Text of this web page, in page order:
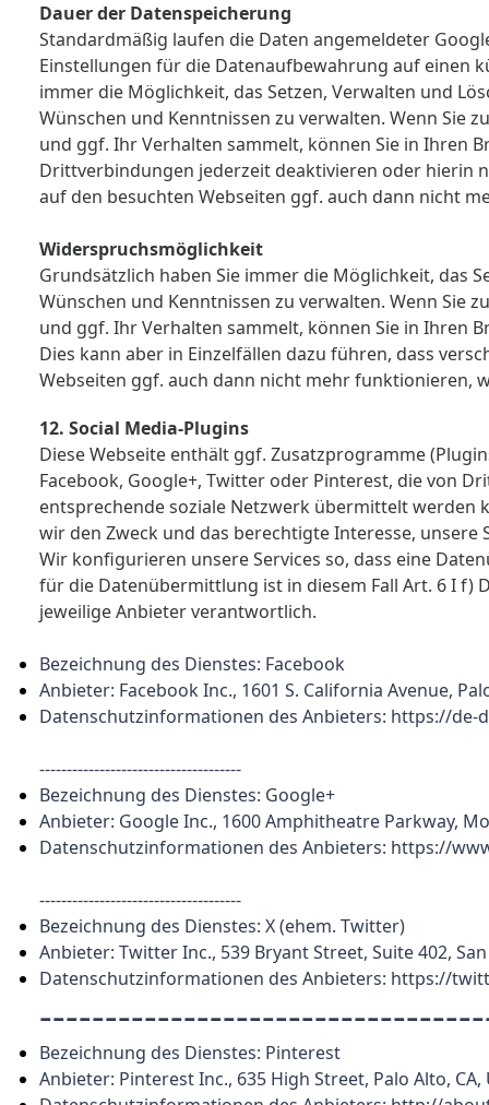
Dauer der Datenspeicherung
Standardmäßig laufen die Daten angemeldeter
Einstellungen für die Datenaufbewahrung auf einen
immer die Möglichkeit, das Setzen, Verwalten und
Wünschen und Kenntnissen zu verwalten. Wenn Sie
und ggf. Ihr Verhalten sammelt, können Sie in Ihren
Drittverbindungen jederzeit deaktivieren oder hierin
auf den besuchten Webseiten ggf. auch dann nicht
Widerspruchsmöglichkeit
Grundsätzlich haben Sie immer die Möglichkeit, das
Wünschen und Kenntnissen zu verwalten. Wenn Sie
und ggf. Ihr Verhalten sammelt, können Sie in Ihren
Dies kann aber in Einzelfällen dazu führen, dass
Webseiten ggf. auch dann nicht mehr funktionieren,
12. Social Media-Plugins
Diese Webseite enthält ggf. Zusatzprogramme
Facebook, Google+, Twitter oder Pinterest, die von
entsprechende soziale Netzwerk übermittelt werden
wir den Zweck und das berechtigte Interesse, unsere
Wir konfigurieren unsere Services so, dass eine
für die Datenübermittlung ist in diesem Fall Art. 6 I f)
jeweilige Anbieter verantwortlich.
Bezeichnung des Dienstes: Facebook
Anbieter: Facebook Inc., 1601 S. California Avenue,
Datenschutzinformationen des Anbieters: https://
-------------------------------------
Bezeichnung des Dienstes: Google+
Anbieter: Google Inc., 1600 Amphitheatre Parkway,
Datenschutzinformationen des Anbieters: https://
-------------------------------------
Bezeichnung des Dienstes: X (ehem. Twitter)
Anbieter: Twitter Inc., 539 Bryant Street, Suite 402,
Datenschutzinformationen des Anbieters: https://
Bezeichnung des Dienstes: Pinterest
Anbieter: Pinterest Inc., 635 High Street, Palo Alto, CA,